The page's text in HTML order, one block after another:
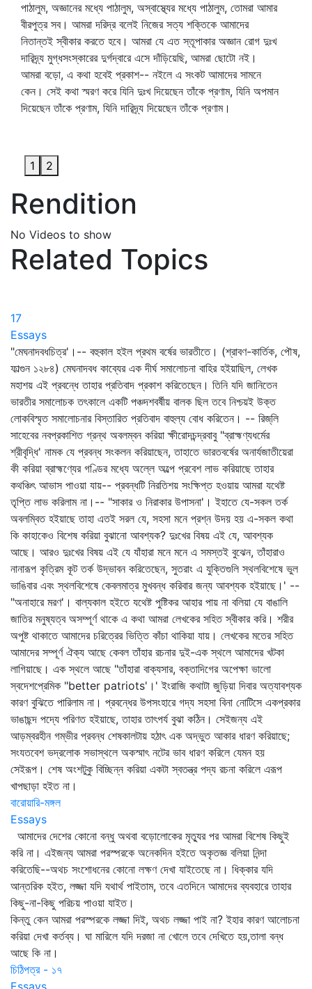
পাঠালুম, অজ্ঞানের মধ্যে পাঠালুম, অস্বাস্থ্যের মধ্যে পাঠালুম, তোমরা আমার
বীরপুত্র সব। আমরা দরিদ্র বলেই নিজের সত্য শক্তিকে আমাদের
নিতান্তই স্বীকার করতে হবে। আমরা যে এত স্তূপাকার অজ্ঞান রোগ দুঃখ
দারিদ্র্য মুগ্ধসংস্কারের দুর্গদ্বারে এসে দাঁড়িয়েছি, আমরা ছোটো নই।
আমরা বড়ো, এ কথা হবেই প্রকাশ-- নইলে এ সংকট আমাদের সামনে
কেন। সেই কথা স্মরণ করে যিনি দুঃখ দিয়েছেন তাঁকে প্রণাম, যিনি অপমান
দিয়েছেন তাঁকে প্রণাম, যিনি দারিদ্র্য দিয়েছেন তাঁকে প্রণাম।
1 2
Rendition
No Videos to show
Related Topics
17
Essays
"মেঘনাদবধচিত্র'।-- বহুকাল হইল প্রথম বর্ষের ভারতীতে। (শ্রাবণ-কার্তিক, পৌষ,
ফাল্গুন ১২৮৪) মেঘনাদবধ কাব্যের এক দীর্ঘ সমালোচনা বাহির হইয়াছিল, লেখক
মহাশয় এই প্রবন্ধে তাহার প্রতিবাদ প্রকাশ করিতেছেন। তিনি যদি জানিতেন
ভারতীর সমালোচক তৎকালে একটি পঞ্চদশবর্ষীয় বালক ছিল তবে নিশ্চয়ই উক্ত
লোকবিস্মৃত সমালোচনার বিস্তারিত প্রতিবাদ বাহুল্য বোধ করিতেন। -- রিজ্‌লি
সাহেবের নবপ্রকাশিত গ্রন্থ অবলম্বন করিয়া ক্ষীরোদচন্দ্রবাবু "ব্রাহ্মণ্যধর্মের
শ্রীবৃদ্ধি' নামক যে প্রবন্ধ সংকলন করিয়াছেন, তাহাতে ভারতবর্ষের অনার্যজাতীয়েরা
কী করিয়া ব্রাহ্মণ্যের গণ্ডির মধ্যে অল্লে অল্পে প্রবেশ লাভ করিয়াছে তাহার
কথঞ্চিৎ আভাস পাওয়া যায়-- প্রবন্ধটি নিরতিশয় সংক্ষিপ্ত হওয়ায় আমরা যথেষ্ট
তৃপ্তি লাভ করিলাম না।-- "সাকার ও নিরাকার উপাসনা'। ইহাতে যে-সকল তর্ক
অবলম্বিত হইয়াছে তাহা এতই সরল যে, সহসা মনে প্রশ্ন উদয় হয় এ-সকল কথা
কি কাহাকেও বিশেষ করিয়া বুঝানো আবশ্যক? দুঃখের বিষয় এই যে, আবশ্যক
আছে। আরও দুঃখের বিষয় এই যে যাঁহারা মনে মনে এ সমস্তই বুঝেন, তাঁহারাও
নানারূপ কৃত্রিম কূট তর্ক উদ্‌ভাবন করিতেছেন, সুতরাং এ যুক্তিগুলি স্থলবিশেষে ভুল
ভাঙিবার এবং স্থলবিশেষে কেবলমাত্র মুখবন্ধ করিবার জন্য আবশ্যক হইয়াছে।' --
"অনাহারে মরণ'। বাল্যকাল হইতে যথেষ্ট পুষ্টিকর আহার পায় না বলিয়া যে বাঙালি
জাতির মনুষ্যত্ব অসম্পূর্ণ থাকে এ কথা আমরা লেখকের সহিত স্বীকার করি। শরীর
অপুষ্ট থাকাতে আমাদের চরিত্রের ভিত্তি কাঁচা থাকিয়া যায়। লেখকের মতের সহিত
আমাদের সম্পূর্ণ ঐক্য আছে কেবল তাঁহার রচনার দুই-এক স্থলে আমাদের খটকা
লাগিয়াছে। এক স্থলে আছে "তাঁহারা বাক্যসার, বক্তাদিগের অপেক্ষা ভালো
স্বদেশপ্রেমিক "better patriots'।' ইংরাজি কথাটা জুড়িয়া দিবার অত্যাবশ্যক
কারণ বুঝিতে পারিলাম না। প্রবন্ধের উপসংহারে গদ্য সহসা বিনা নোটিসে একপ্রকার
ভাঙাছন্দ পদ্যে পরিণত হইয়াছে, তাহার তাৎপর্য বুঝা কঠিন। সেইজন্য এই
আড়ম্বরহীন গম্ভীর প্রবন্ধ শেষকালটায় হঠাৎ এক অদ্ভুত আকার ধারণ করিয়াছে;
সংযতবেশ ভদ্রলোক সভাস্থলে অকস্মাৎ নটের ভাব ধারণ করিলে যেমন হয়
সেইরূপ। শেষ অংশটুকু বিচ্ছিন্ন করিয়া একটা স্বতন্ত্র পদ্য রচনা করিলে এরূপ
খাপছাড়া হইত না।
বারোয়ারি-মঙ্গল
Essays
আমাদের দেশের কোনো বন্ধু অথবা বড়োলোকের মৃত্যুর পর আমরা বিশেষ কিছুই
করি না। এইজন্য আমরা পরস্পরকে অনেকদিন হইতে অকৃতজ্ঞ বলিয়া নিন্দা
করিতেছি--অথচ সংশোধনের কোনো লক্ষণ দেখা যাইতেছে না। ধিক্‌কার যদি
আন্তরিক হইত, লজ্জা যদি যথার্থ পাইতাম, তবে এতদিনে আমাদের ব্যবহারে তাহার
কিছু-না-কিছু পরিচয় পাওয়া যাইত।
কিন্তু কেন আমরা পরস্পরকে লজ্জা দিই, অথচ লজ্জা পাই না? ইহার কারণ আলোচনা
করিয়া দেখা কর্তব্য। ঘা মারিলে যদি দরজা না খোলে তবে দেখিতে হয়,তালা বন্ধ
আছে কি না।
চিঠিপত্র - ১৭
Essays